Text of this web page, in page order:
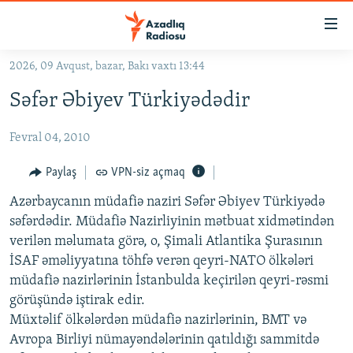
Əsas
qayıt
naviqasiyaya
Axtarışa
keç
KORRUPSIOMETR
#ƏSLINDƏ
FƏRQƏ BAX
QANUNI DOĞRU
ARAŞDIRMA
MULTIMEDIA
VIDEO
FOTOQALEREYA
RADIO ARXIV
OXU ZALI
HAQQIMIZDA
2026, 09 Avqust, bazar, Bakı vaxtı 13:44
Səfər Əbiyev Türkiyədədir
Fevral 04, 2010
Paylaş VPN-siz açmaq
Azərbaycanın müdafiə naziri Səfər Əbiyev Türkiyədə
səfərdədir. Müdafiə Nazirliyinin mətbuat xidmətindən
verilən məlumata görə, o, Şimali Atlantika Şurasının
İSAF əməliyyatına töhfə verən qeyri-NATO ölkələri
müdafiə nazirlərinin İstanbulda keçirilən qeyri-rəsmi
görüşündə iştirak edir.
Müxtəlif ölkələrdən müdafiə nazirlərinin, BMT və
Avropa Birliyi nümayəndələrinin qatıldığı sammitdə